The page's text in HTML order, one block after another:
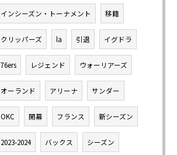
インシーズン・トーナメント 移籍
クリッパーズ la 引退 イグドラ
76ers レジェンド ウォーリアーズ
オーランド アリーナ サンダー
OKC 開幕 フランス 新シーズン
2023-2024 バックス シーズン